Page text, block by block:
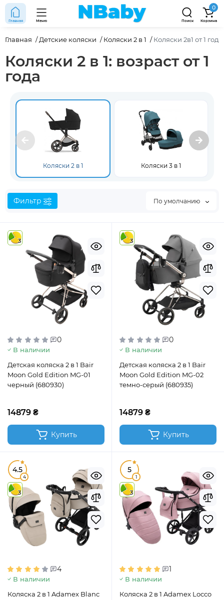
Главная Меню Поиск
0
Корзина
Главная Детские коляски Коляски 2 в 1 Коляски 2в1 от 1 года
Коляски 2 в 1: возраст от 1
года
Коляски 2 в 1 Коляски 3 в 1
Фильтр По умолчанию
3
0
В наличии
Детская коляска 2 в 1 Bair
Moon Gold Edition MG-01
черный (680930)
14879 ₴
Купить
3
0
В наличии
Детская коляска 2 в 1 Bair
Moon Gold Edition MG-02
темно-серый (680935)
14879 ₴
Купить
4.5
4
3
4
В наличии
Коляска 2 в 1 Adamex Blanc
5
1
3
1
В наличии
Коляска 2 в 1 Adamex Locco